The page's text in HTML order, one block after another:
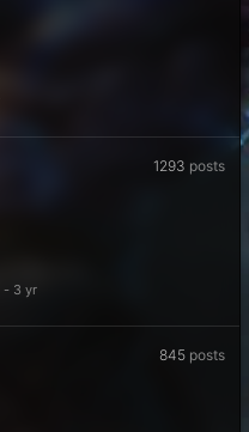
1293 posts
845 posts